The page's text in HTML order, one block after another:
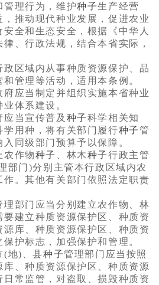
管理行为，维护种子生产经营
推动现代种业发展，促进农业
全和生态安全，根据《中华人
律、行政法规，结合本省实际，
域内从事种质资源保护、品
和管理等活动，适用本条例。
当制定并组织实施本省种业
体系建设。
当宣传普及 种子科学相关知
学用种，将有关部门履行种子管
同级部门预算予以保障。
作物种子 、林木种子行政主管
部门)分别主管本行政区域内农
作。其他有关部门依照法定职责
理部门应当分别建立农作物、林
建立种质资源保护区、种质资
库、种质资源保护区、种质资
护标志，加强保护和管理。
)、县种子管理部门应当按照
、种质资源保护区、种质资源
常监管，对盗取、损毁种质资